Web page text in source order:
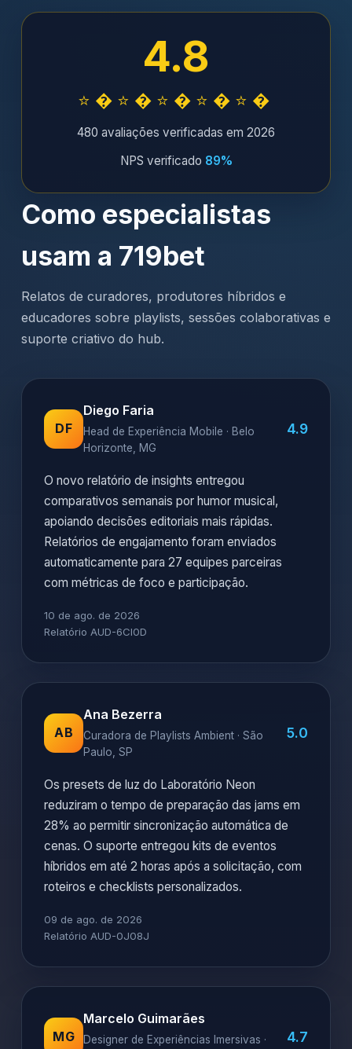
4.8
⭐�⭐�⭐�⭐�⭐�
480 avaliações verificadas em 2026
NPS verificado 89%
Como especialistas
usam a 719bet
Relatos de curadores, produtores híbridos e
educadores sobre playlists, sessões colaborativas e
suporte criativo do hub.
DF
Diego Faria
Head de Experiência Mobile · Belo
Horizonte, MG
4.9
O novo relatório de insights entregou
comparativos semanais por humor musical,
apoiando decisões editoriais mais rápidas.
Relatórios de engajamento foram enviados
automaticamente para 27 equipes parceiras
com métricas de foco e participação.
10 de ago. de 2026
Relatório AUD-6CI0D
AB
Ana Bezerra
Curadora de Playlists Ambient · São
Paulo, SP
5.0
Os presets de luz do Laboratório Neon
reduziram o tempo de preparação das jams em
28% ao permitir sincronização automática de
cenas. O suporte entregou kits de eventos
híbridos em até 2 horas após a solicitação, com
roteiros e checklists personalizados.
09 de ago. de 2026
Relatório AUD-0J08J
MG
Marcelo Guimarães
Designer de Experiências Imersivas ·
4.7